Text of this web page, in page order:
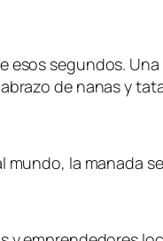
esos segundos.
de nanas y
mundo, la manada